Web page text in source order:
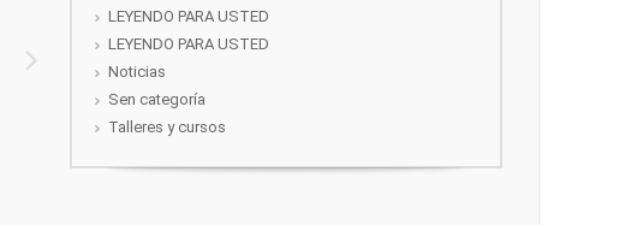
LEYENDO PARA USTED
LEYENDO PARA USTED
Noticias
Sen categoría
Talleres y cursos